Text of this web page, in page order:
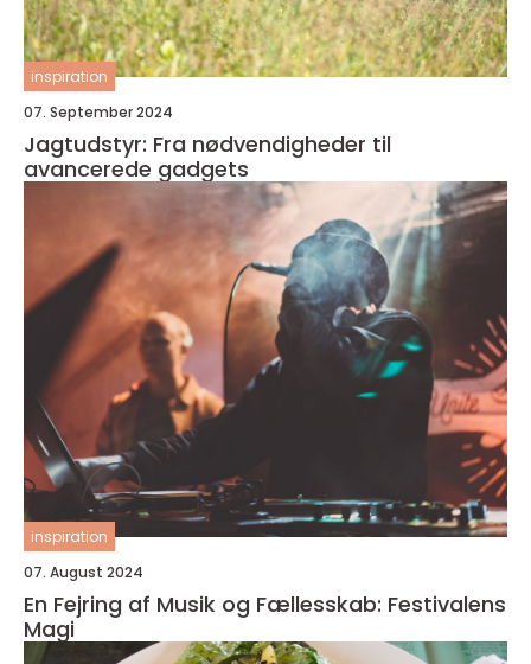
inspiration
07. September 2024
Jagtudstyr: Fra nødvendigheder til
avancerede gadgets
inspiration
07. August 2024
En Fejring af Musik og Fællesskab: Festivalens
Magi